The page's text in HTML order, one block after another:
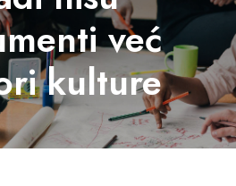
već
kulture